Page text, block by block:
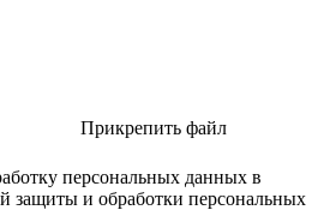
Прикрепить файл
персональных данных в
защиты и обработки персональных